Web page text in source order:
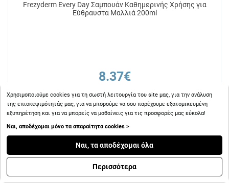
Frezyderm Every Day Σαμπουάν Καθημερινής Χρήσης για
Εύθραυστα Μαλλιά 200ml
8.37€
ΑΓΟΡΑ
Χρησιμοποιούμε cookies για τη σωστή λειτουργία του site μας, για την ανάλυση
της επισκεψιμότητάς μας, για να μπορούμε να σου παρέχουμε εξατομικευμένη
εξυπηρέτηση και για να μπορείς να μαθαίνεις για τις προσφορές μας εύκολα!
Ναι, αποδέχομαι μόνο τα απαραίτητα cookies >
Ναι, τα αποδέχομαι όλα
Περισσότερα